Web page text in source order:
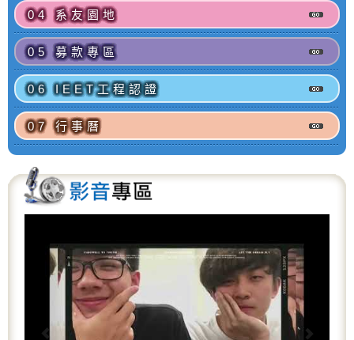
04 系友園地
05 募款專區
06 IEET工程認證
07 行事曆
r
e